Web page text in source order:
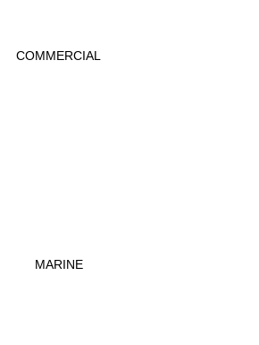
COMMERCIAL
MARINE